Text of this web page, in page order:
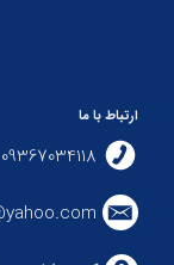
ارتباط با ما
09367034118 - 09195045363